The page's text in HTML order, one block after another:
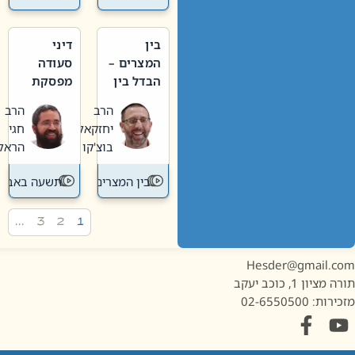
בין
המצרים –
הבדל בין
חדשה
לישנה
הרב
יחזקאל
בוצ'קו
בין המצרים
דיני
סעודה
מפסקת
תשעה
באב
הרב
חגי
הראל
תשעה באב
1, כוכב יעקב
02-6550500